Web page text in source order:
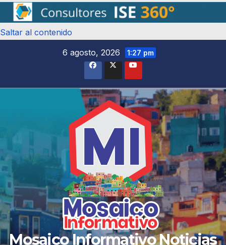
Saltar al contenido
6 agosto, 2026
1:27 pm
Mosaico Informativo Noticias